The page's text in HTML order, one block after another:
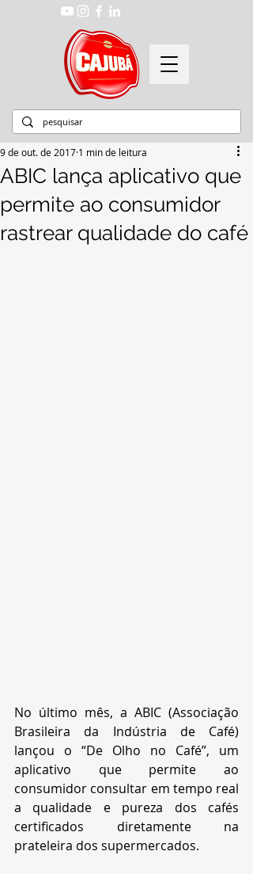
ABIC lança aplicativo que
permite ao consumidor
rastrear qualidade do café
9 de out. de 2017 1 min de leitura
No último mês, a ABIC (Associação
Brasileira da Indústria de Café)
lançou o “De Olho no Café”, um
aplicativo que permite ao
consumidor consultar em tempo real
a qualidade e pureza dos cafés
certificados diretamente na
prateleira dos supermercados.